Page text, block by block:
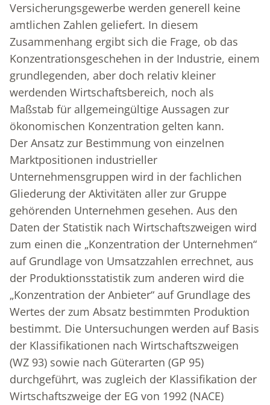
Versicherungsgewerbe werden generell keine
amtlichen Zahlen geliefert. In diesem
Zusammenhang ergibt sich die Frage, ob das
Konzentrationsgeschehen in der Industrie, einem
grundlegenden, aber doch relativ kleiner
werdenden Wirtschaftsbereich, noch als
Maßstab für allgemeingültige Aussagen zur
ökonomischen Konzentration gelten kann.
Der Ansatz zur Bestimmung von einzelnen
Marktpositionen industrieller
Unternehmensgruppen wird in der fachlichen
Gliederung der Aktivitäten aller zur Gruppe
gehörenden Unternehmen gesehen. Aus den
Daten der Statistik nach Wirtschaftszweigen wird
zum einen die „Konzentration der Unternehmen“
auf Grundlage von Umsatzzahlen errechnet, aus
der Produktionsstatistik zum anderen wird die
„Konzentration der Anbieter“ auf Grundlage des
Wertes der zum Absatz bestimmten Produktion
bestimmt. Die Untersuchungen werden auf Basis
der Klassifikationen nach Wirtschaftszweigen
(WZ 93) sowie nach Güterarten (GP 95)
durchgeführt, was zugleich der Klassifikation der
Wirtschaftszweige der EG von 1992 (NACE)